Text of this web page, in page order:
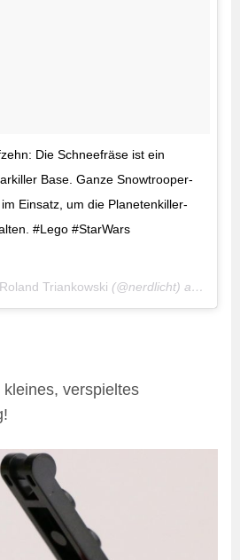
Die Schneefräse ist ein
Base. Ganze Snowtrooper-
Einsatz, um die Planetenkiller-
#Lego #StarWars
Roland Triankowski (@nerdlicht) am
verspieltes